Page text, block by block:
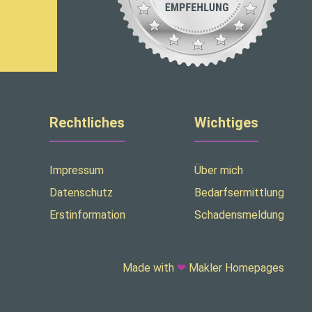
Rechtliches
Impressum
Datenschutz
Erstinformation
Wichtiges
Über mich
Bedarfsermittlung
Schadensmeldung
Made with ❤Makler Homepages